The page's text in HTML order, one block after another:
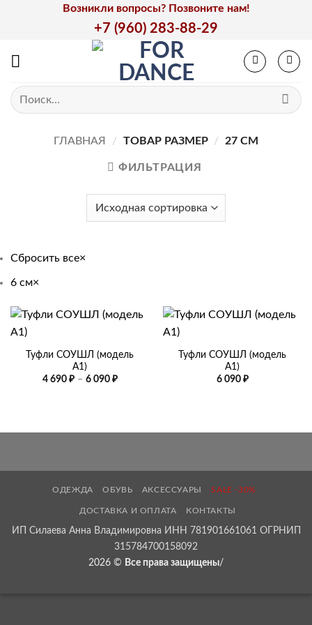
Возникли вопросы? Позвоните нам!
+7 (960) 283-88-29
Искать:
ГЛАВНАЯ / ТОВАР РАЗМЕР / 27 СМ
ФИЛЬТРАЦИЯ
Сбросить все×
6 см×
Туфли СОУШЛ (модель
А1)
4 690 ₽ – 6 090 ₽Диапазон
090 ₽
Туфли СОУШЛ (модель
А1)
6 090 ₽
ОДЕЖДА ОБУВЬ АКСЕССУАРЫ SALE -30%
ДОСТАВКА И ОПЛАТА КОНТАКТЫ
ИП Силаева Анна Владимировна ИНН 781901661061 ОГРНИП
315784700158092
2026 © Все права защищены/